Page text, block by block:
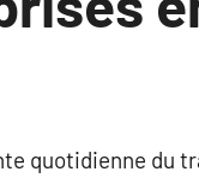
quotidienne du